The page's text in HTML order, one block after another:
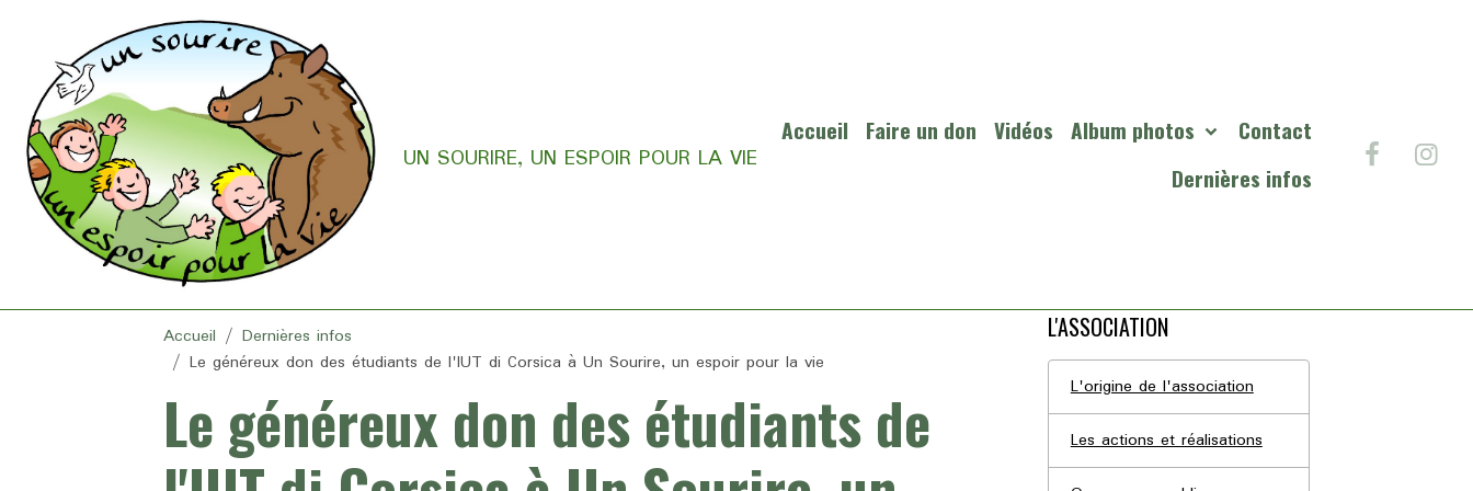
UN SOURIRE, UN ESPOIR POUR LA VIE
Accueil Faire un don Vidéos Album photos
Contact
Dernières infos
Accueil
Dernières infos
Le généreux don des étudiants de l'IUT di Corsica à Un Sourire, un espoir pour la vie
Le généreux don des étudiants de
L'ASSOCIATION
L'origine de l'association
Les actions et réalisations